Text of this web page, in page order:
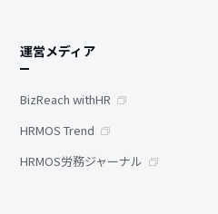
運営メディア
BizReach withHR
HRMOS Trend
HRMOS労務ジャーナル